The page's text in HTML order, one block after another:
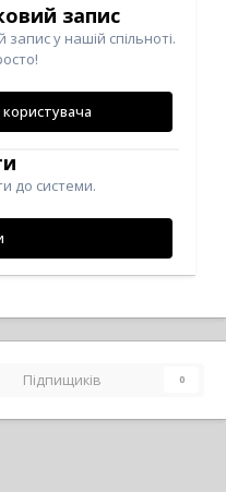
запис
у нашій спільноті.
користувача
до системи.
Підпищиків 0